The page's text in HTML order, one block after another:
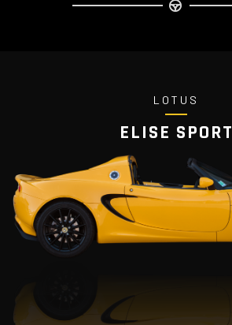
LOTUS
ELISE SPORT